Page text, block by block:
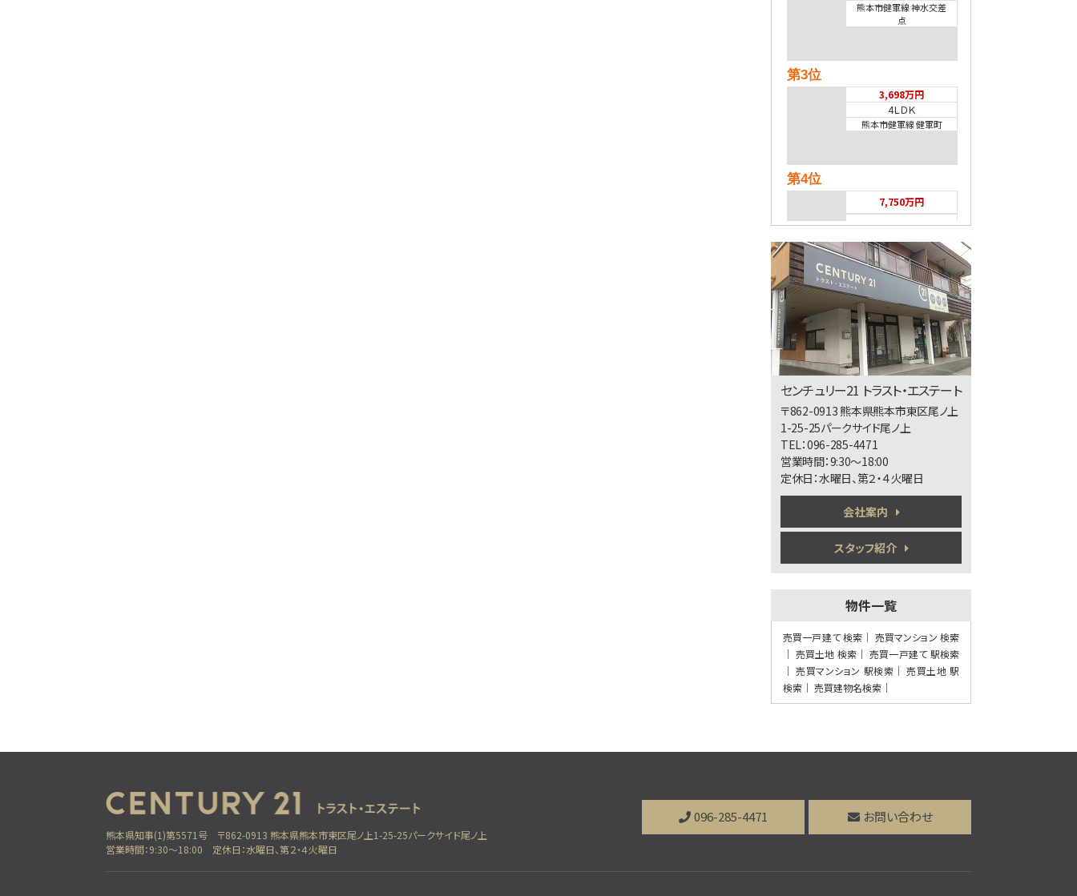
熊本市健軍線 神水交差
点
第3位
3,698万円
4ＬＤＫ
熊本市健軍線 健軍町
第4位
7,750万円
バス停 高平団地 停
第5位
3,498万円
4ＬＤＫ
熊本市健軍線 健軍町
第6位
2,598万円
4ＬＤＫ
2,280万円
4ＬＤＫ
熊本電気鉄道 須屋 徒歩7
分
4ＬＤＫ
健軍町駅
歩27分
5万円プレゼント実施中〈家電家具何でも
5万円プレゼント実施中＜家電家具等何で
センチュリー21 トラスト・エステート
〒862-0913 熊本県熊本市東区尾ノ上
1-25-25パークサイド尾ノ上
TEL：096-285-4471
営業時間：9:30～18:00
定休日：水曜日、第２・４火曜日
会社案内
スタッフ紹介
物件一覧
売買一戸建て 検索
売買マンション 検索
売買土地 検索
売買一戸建て 駅検索
売買マンション 駅検索
売買土地 駅
検索
売買建物名検索
熊本県知事(1)第5571号
〒862-0913 熊本県熊本市東区尾ノ上1-25-25パークサイド尾ノ上
営業時間：9:30～18:00
定休日：水曜日、第２・４火曜日
096-285-4471 お問い合わせ